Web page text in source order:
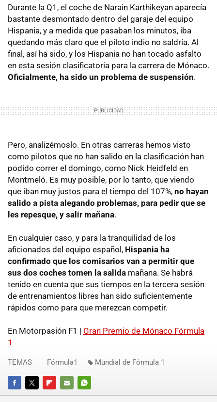
Durante la Q1, el coche de Narain Karthikeyan aparecía
bastante desmontado dentro del garaje del equipo
Hispania, y a medida que pasaban los minutos, iba
quedando más claro que el piloto indio no saldría. Al
final, así ha sido, y los Hispania no han tocado asfalto
en esta sesión clasificatoria para la carrera de Mónaco.
Oficialmente, ha sido un problema de suspensión.
Pero, analizémoslo. En otras carreras hemos visto
como pilotos que no han salido en la clasificación han
podido correr el domingo, como Nick Heidfeld en
Montmeló. Es muy posible, por lo tanto, que viendo
que iban muy justos para el tiempo del 107%, no hayan
salido a pista alegando problemas, para pedir que se
les repesque, y salir mañana.
En cualquier caso, y para la tranquilidad de los
aficionados del equipo español, Hispania ha
confirmado que los comisarios van a permitir que
sus dos coches tomen la salida mañana. Se habrá
tenido en cuenta que sus tiempos en la tercera sesión
de entrenamientos libres han sido suficientemente
rápidos como para que merezcan competir.
En Motorpasión F1 | Gran Premio de Mónaco Fórmula
1
FACEBOOKTWITTERFLIPBOARD
E-
WHATSAPP
TEMAS Fórmula1 Mundial de Fórmula 1